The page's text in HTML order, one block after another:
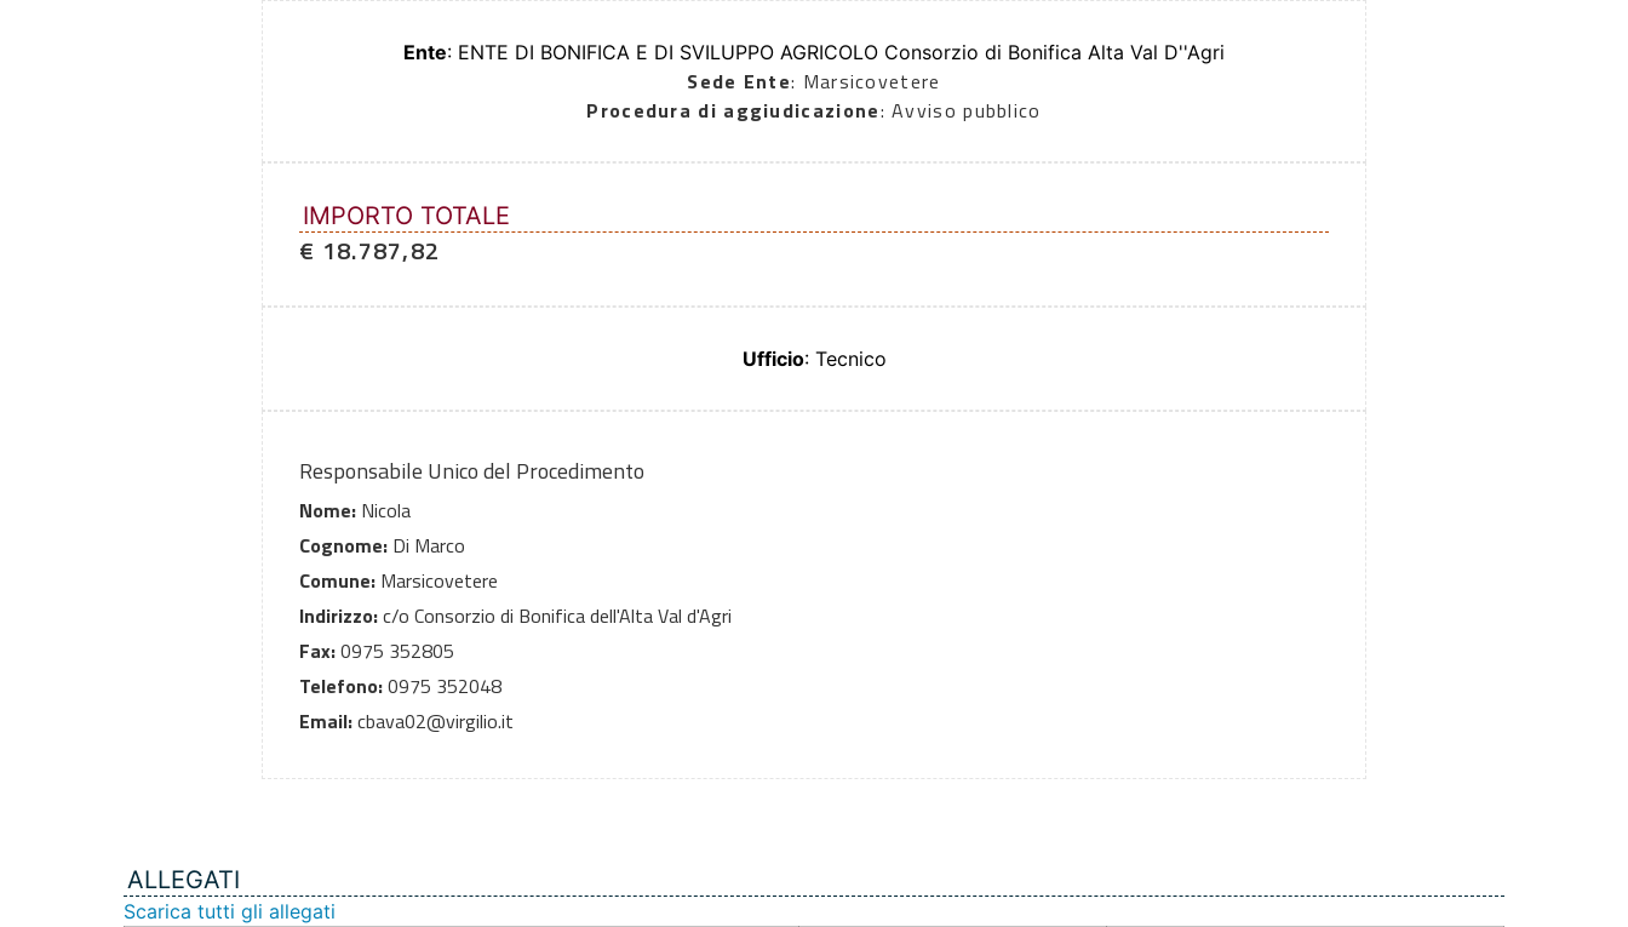
Ente: ENTE DI BONIFICA E DI SVILUPPO AGRICOLO Consorzio di Bonifica Alta Val D''Agri
Sede Ente: Marsicovetere
Procedura di aggiudicazione: Avviso pubblico
IMPORTO TOTALE
€ 18.787,82
Ufficio: Tecnico
Responsabile Unico del Procedimento
Nome: Nicola
Cognome: Di Marco
Comune: Marsicovetere
Indirizzo:c/o Consorzio di Bonifica dell'Alta Val d'Agri
Fax:0975 352805
Telefono:0975 352048
Email:cbava02@virgilio.it
ALLEGATI
Scarica tutti gli allegati